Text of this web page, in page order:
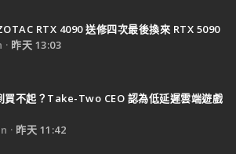
RTX 4090 送修四次最後換來 RTX 5090
昨天 13:03
買不起？Take-Two CEO 認為低延遲雲端遊戲
昨天 11:42